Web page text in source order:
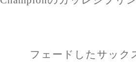
フェードしたサック